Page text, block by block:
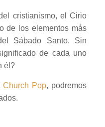
cristianismo, el Cirio
de los elementos más
Sábado Santo. Sin
de cada uno
él?
Church Pop, podremos